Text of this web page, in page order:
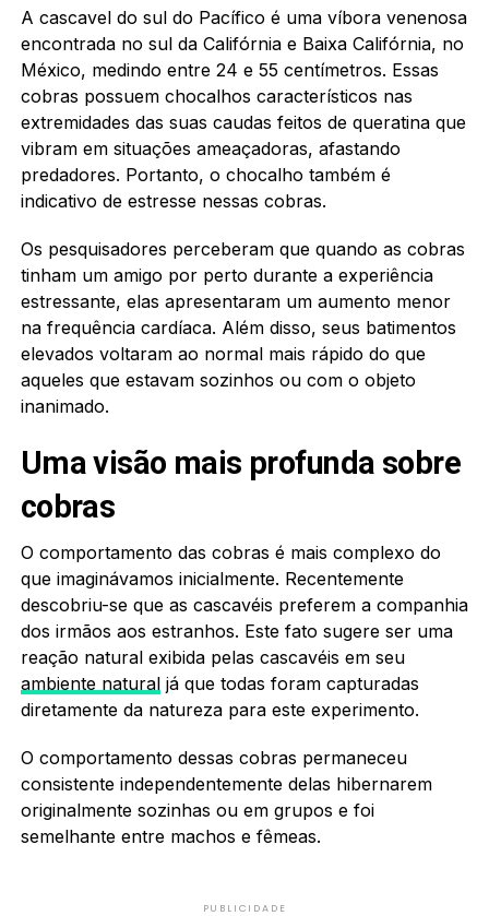
A cascavel do sul do Pacífico é uma víbora venenosa
encontrada no sul da Califórnia e Baixa Califórnia, no
México, medindo entre 24 e 55 centímetros. Essas
cobras possuem chocalhos característicos nas
extremidades das suas caudas feitos de queratina que
vibram em situações ameaçadoras, afastando
predadores. Portanto, o chocalho também é
indicativo de estresse nessas cobras.
Os pesquisadores perceberam que quando as cobras
tinham um amigo por perto durante a experiência
estressante, elas apresentaram um aumento menor
na frequência cardíaca. Além disso, seus batimentos
elevados voltaram ao normal mais rápido do que
aqueles que estavam sozinhos ou com o objeto
inanimado.
Uma visão mais profunda sobre
cobras
O comportamento das cobras é mais complexo do
que imaginávamos inicialmente. Recentemente
descobriu-se que as cascavéis preferem a companhia
dos irmãos aos estranhos. Este fato sugere ser uma
reação natural exibida pelas cascavéis em seu
ambiente naturaljá que todas foram capturadas
diretamente da natureza para este experimento.
O comportamento dessas cobras permaneceu
consistente independentemente delas hibernarem
originalmente sozinhas ou em grupos e foi
semelhante entre machos e fêmeas.
PUBLICIDADE